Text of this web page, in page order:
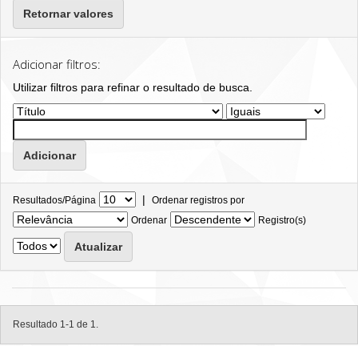
Retornar valores
Adicionar filtros:
Utilizar filtros para refinar o resultado de busca.
Resultados/Página | Ordenar registros por
Ordenar
Registro(s)
Resultado 1-1 de 1.